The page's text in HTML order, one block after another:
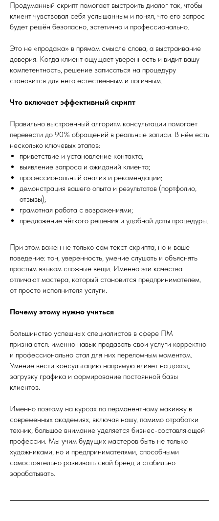
Продуманный скрипт помогает выстроить диалог так, чтобы
клиент чувствовал себя услышанным и понял, что его запрос
будет решён безопасно, эстетично и профессионально.
Это не «продажа» в прямом смысле слова, а выстраивание
доверия. Когда клиент ощущает уверенность и видит вашу
компетентность, решение записаться на процедуру
становится для него естественным и логичным.
Что включает эффективный скрипт
Правильно выстроенный алгоритм консультации помогает
перевести до 90% обращений в реальные записи. В нём есть
несколько ключевых этапов:
приветствие и установление контакта;
выявление запроса и ожиданий клиента;
профессиональный анализ и рекомендации;
демонстрация вашего опыта и результатов (портфолио,
отзывы);
грамотная работа с возражениями;
предложение чёткого решения и удобной даты процедуры.
При этом важен не только сам текст скрипта, но и ваше
поведение: тон, уверенность, умение слушать и объяснять
простым языком сложные вещи. Именно эти качества
отличают мастера, который становится предпринимателем,
от просто исполнителя услуги.
Почему этому нужно учиться
Большинство успешных специалистов в сфере ПМ
признаются: именно навык продавать свои услуги корректно
и профессионально стал для них переломным моментом.
Умение вести консультацию напрямую влияет на доход,
загрузку графика и формирование постоянной базы
клиентов.
Именно поэтому на курсах по перманентному макияжу в
современных академиях, включая нашу, помимо отработки
техник, большое внимание уделяется бизнес-составляющей
профессии. Мы учим будущих мастеров быть не только
художниками, но и предпринимателями, способными
самостоятельно развивать свой бренд и стабильно
зарабатывать.